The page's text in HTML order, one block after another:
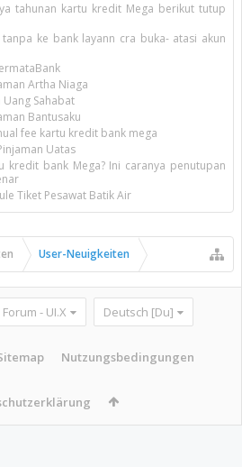
tahunan kartu kredit Mega berikut tutup
ke bank layann cra buka- atasi akun
Artha Niaga
Sahabat
Bantusaku
fee kartu kredit bank mega
Uatas
kredit bank Mega? Ini caranya penutupan
Tiket Pesawat Batik Air
User-Neuigkeiten
- UI.X Deutsch [Du]
Nutzungsbedingungen